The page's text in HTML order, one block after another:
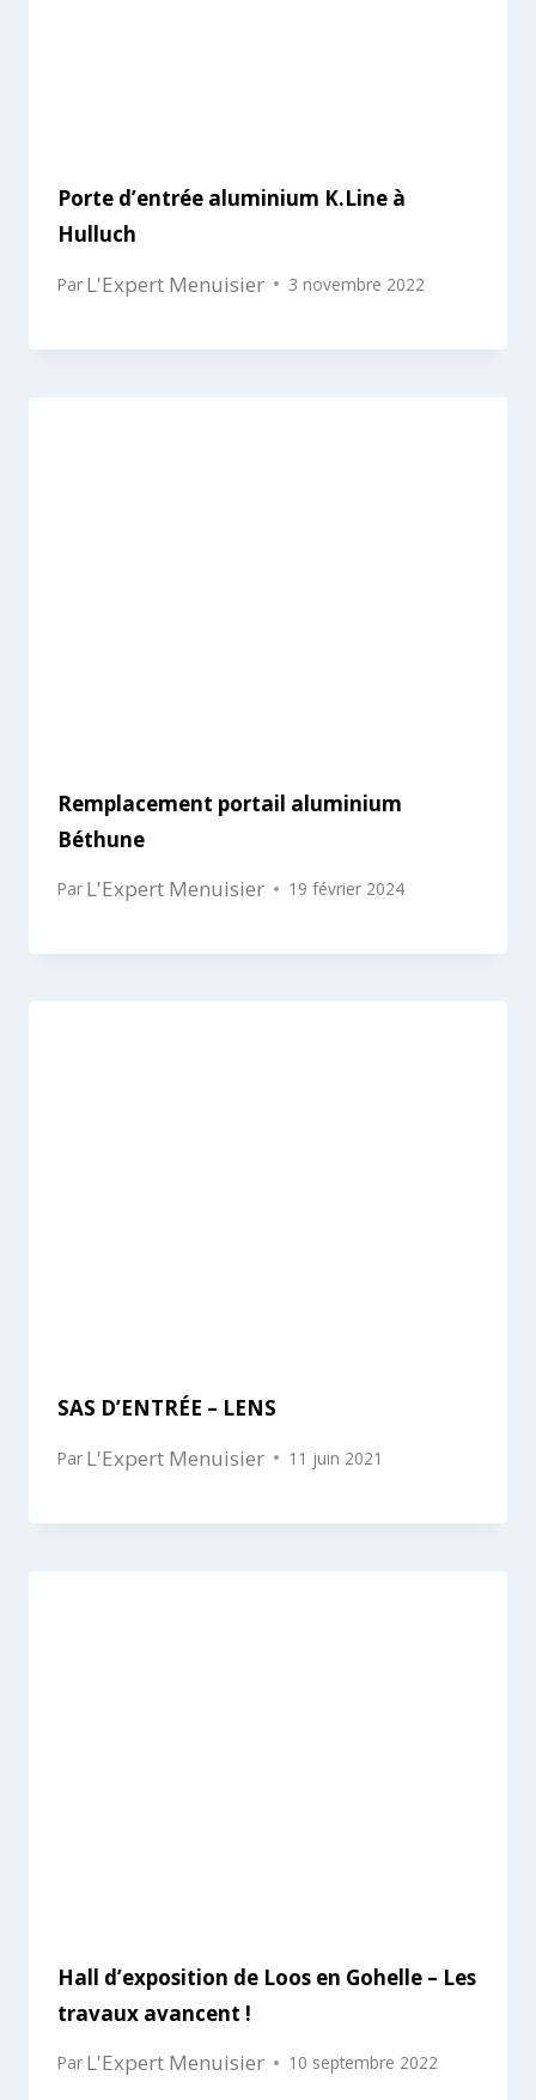
Porte d’entrée aluminium K.Line à
Hulluch
Par L'Expert Menuisier 3 novembre 2022
Remplacement portail aluminium
Béthune
Par L'Expert Menuisier 19 février 2024
SAS D’ENTRÉE – LENS
Par L'Expert Menuisier 11 juin 2021
Hall d’exposition de Loos en Gohelle – Les
travaux avancent !
Par L'Expert Menuisier 10 septembre 2022